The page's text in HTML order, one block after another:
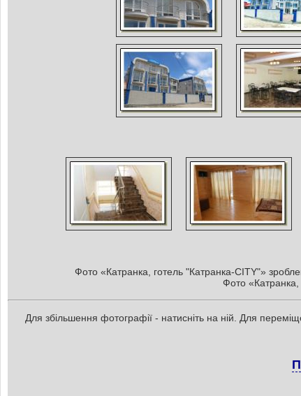
Фото «Катранка, готель "Катранка-CITY"»
Фото «Катранка,
Для збільшення фотографії - натисніть на ній. Для